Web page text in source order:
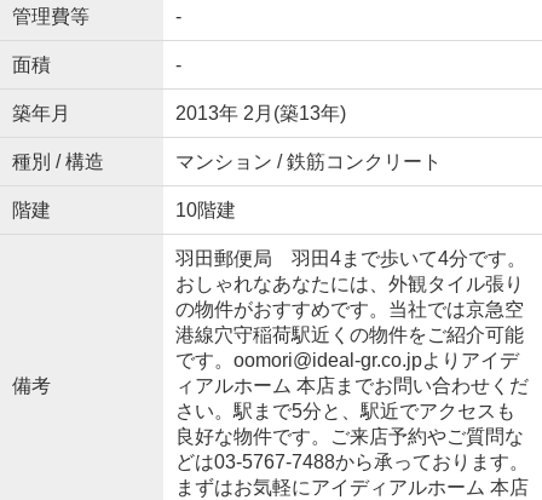
管理費等 -
面積 -
築年月 2013年 2月(築13年)
種別 / 構造 マンション / 鉄筋コンクリート
階建 10階建
備考
羽田郵便局 羽田4まで歩いて4分です。
おしゃれなあなたには、外観タイル張り
の物件がおすすめです。当社では京急空
港線穴守稲荷駅近くの物件をご紹介可能
です。oomori@ideal-gr.co.jpよりアイデ
ィアルホーム 本店までお問い合わせくだ
さい。駅まで5分と、駅近でアクセスも
良好な物件です。ご来店予約やご質問な
どは03-5767-7488から承っております。
まずはお気軽にアイディアルホーム 本店